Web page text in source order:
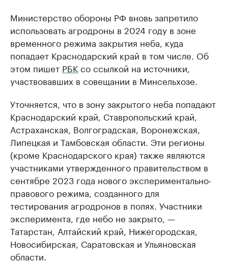
Министерство обороны РФ вновь запретило
использовать агродроны в 2024 году в зоне
временного режима закрытия неба, куда
попадает Краснодарский край в том числе. Об
этом пишет РБКсо ссылкой на источники,
участвовавших в совещании в Минсельхозе.
Уточняется, что в зону закрытого неба попадают
Краснодарский край, Ставропольский край,
Астраханская, Волгоградская, Воронежская,
Липецкая и Тамбовская области. Эти регионы
(кроме Краснодарского края) также являются
участниками утвержденного правительством в
сентябре 2023 года нового экспериментально-
правового режима, созданного для
тестирования агродронов в полях. Участники
эксперимента, где небо не закрыто, —
Татарстан, Алтайский край, Нижегородская,
Новосибирская, Саратовская и Ульяновская
области.